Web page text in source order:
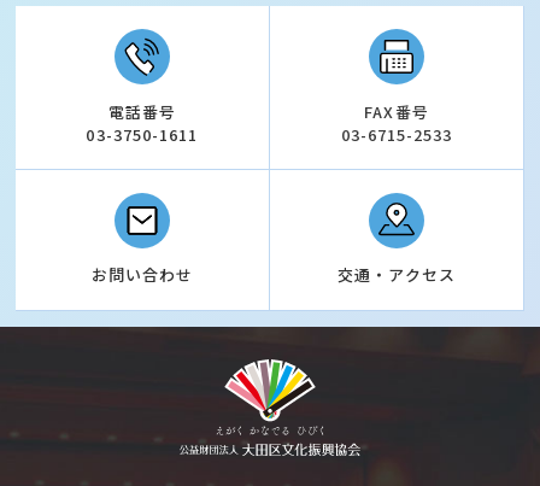
電話番号
03-3750-1611
FAX番号
03-6715-2533
お問い合わせ 交通・アクセス